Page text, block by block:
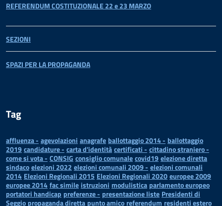
REFERENDUM COSTITUZIONALE 22 e 23 MARZO
SEZIONI
SPAZI PER LA PROPAGANDA
Tag
affluenza - agevolazioni anagrafe ballottaggio 2014 - ballottaggio
2019candidature - carta d'identitàcertificati - cittadino straniero -
come si vota - CONSIG consiglio comunalecovid19elezione diretta
sindacoelezioni 2022 elezioni comunali 2009 - elezioni comunali
2014 Elezioni Regionali 2015 Elezioni Regionali 2020europee 2009
europee 2014fac simile istruzioni modulistica parlamento europeo
portatori handicap preferenze - presentazione liste Presidenti di
Seggio propaganda diretta punto amico referendum residenti estero